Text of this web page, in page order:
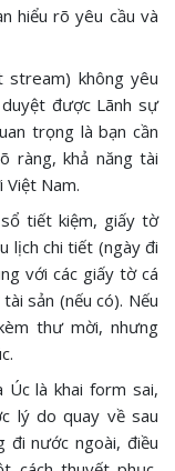
hiểu rõ yêu cầu và
stream) không yêu
được Lãnh sự
trọng là bạn cần
ràng, khả năng tài
Việt Nam.
tiết kiệm, giấy tờ
lịch chi tiết (ngày đi
với các giấy tờ cá
sản (nếu có). Nếu
thư mời, nhưng
là khai form sai,
lý do quay về sau
đi nước ngoài, điều